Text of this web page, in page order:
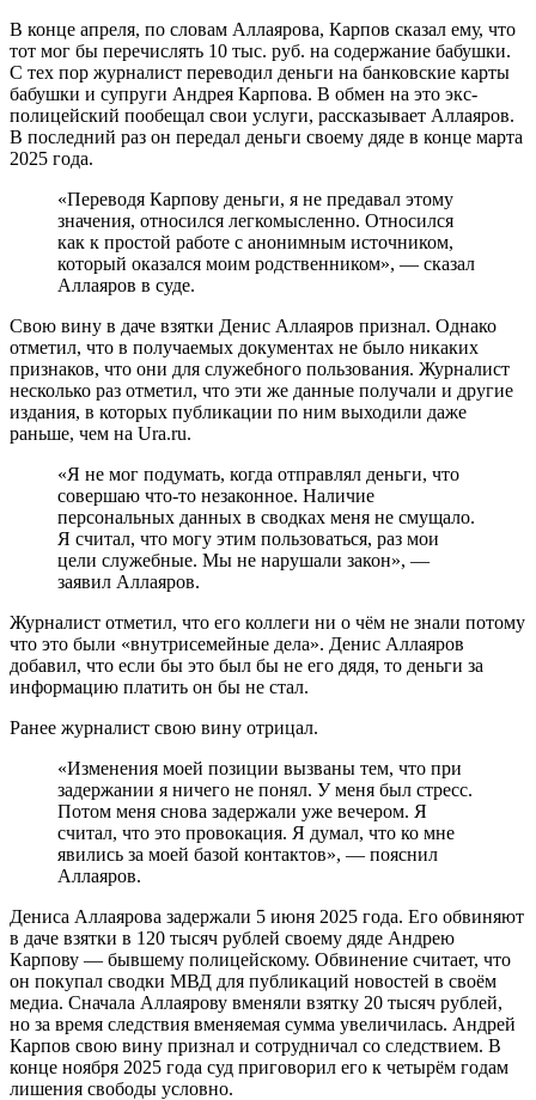
В конце апреля, по словам Аллаярова, Карпов сказал ему, что
тот мог бы перечислять 10 тыс. руб. на содержание бабушки.
С тех пор журналист переводил деньги на банковские карты
бабушки и супруги Андрея Карпова. В обмен на это экс-
полицейский пообещал свои услуги, рассказывает Аллаяров.
В последний раз он передал деньги своему дяде в конце марта
2025 года.
«Переводя Карпову деньги, я не предавал этому
значения, относился легкомысленно. Относился
как к простой работе с анонимным источником,
который оказался моим родственником», — сказал
Аллаяров в суде.
Свою вину в даче взятки Денис Аллаяров признал. Однако
отметил, что в получаемых документах не было никаких
признаков, что они для служебного пользования. Журналист
несколько раз отметил, что эти же данные получали и другие
издания, в которых публикации по ним выходили даже
раньше, чем на Ura.ru.
«Я не мог подумать, когда отправлял деньги, что
совершаю что-то незаконное. Наличие
персональных данных в сводках меня не смущало.
Я считал, что могу этим пользоваться, раз мои
цели служебные. Мы не нарушали закон», —
заявил Аллаяров.
Журналист отметил, что его коллеги ни о чём не знали потому
что это были «внутрисемейные дела». Денис Аллаяров
добавил, что если бы это был бы не его дядя, то деньги за
информацию платить он бы не стал.
Ранее журналист свою вину отрицал.
«Изменения моей позиции вызваны тем, что при
задержании я ничего не понял. У меня был стресс.
Потом меня снова задержали уже вечером. Я
считал, что это провокация. Я думал, что ко мне
явились за моей базой контактов», — пояснил
Аллаяров.
Дениса Аллаярова задержали 5 июня 2025 года. Его обвиняют
в даче взятки в 120 тысяч рублей своему дяде Андрею
Карпову — бывшему полицейскому. Обвинение считает, что
он покупал сводки МВД для публикаций новостей в своём
медиа. Сначала Аллаярову вменяли взятку 20 тысяч рублей,
но за время следствия вменяемая сумма увеличилась. Андрей
Карпов свою вину признал и сотрудничал со следствием. В
конце ноября 2025 года суд приговорил его к четырём годам
лишения свободы условно.